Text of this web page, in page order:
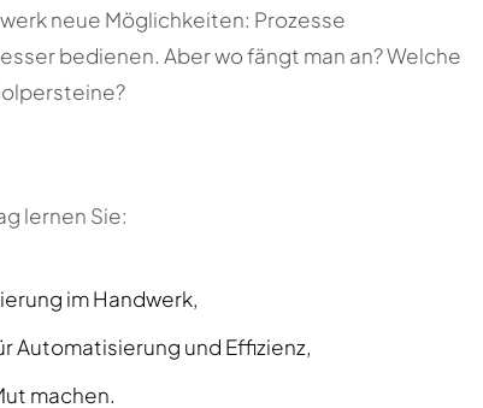
neue Möglichkeiten: Prozesse
bedienen. Aber wo fängt man an? Welche
lernen Sie:
im Handwerk,
Automatisierung und Effizienz,
machen.